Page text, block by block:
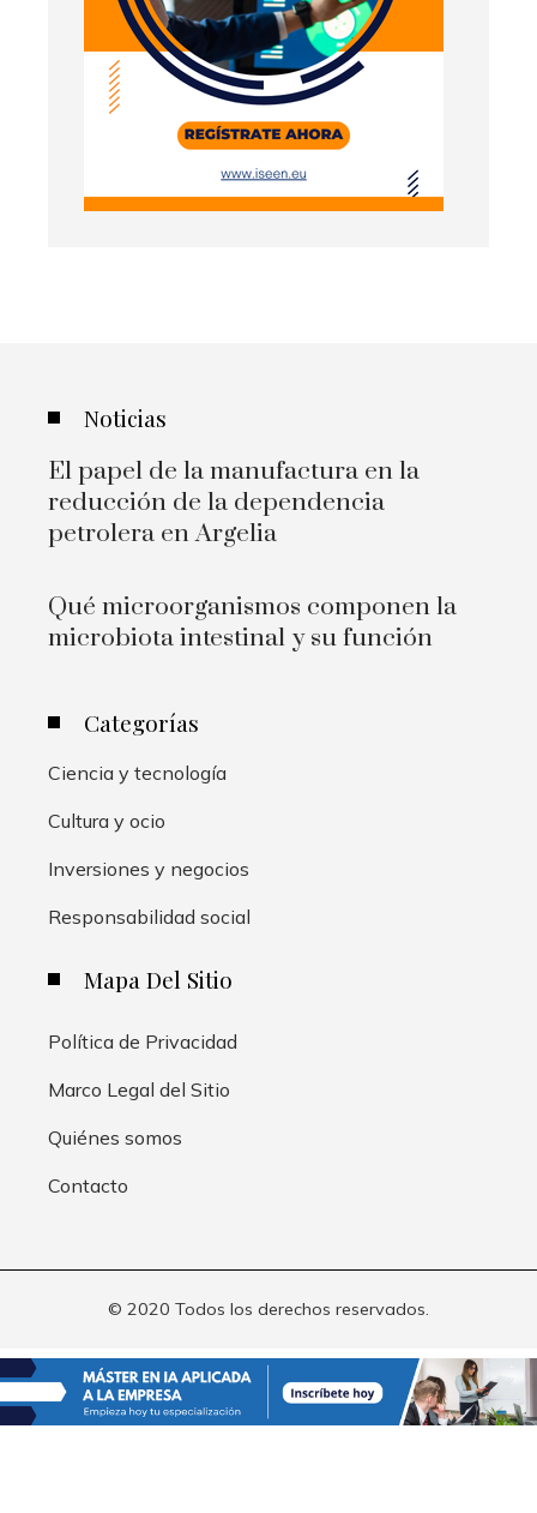
Noticias
El papel de la manufactura en la
reducción de la dependencia
petrolera en Argelia
Qué microorganismos componen la
microbiota intestinal y su función
Categorías
Ciencia y tecnología
Cultura y ocio
Inversiones y negocios
Responsabilidad social
Mapa Del Sitio
Política de Privacidad
Marco Legal del Sitio
Quiénes somos
Contacto
© 2020 Todos los derechos reservados.